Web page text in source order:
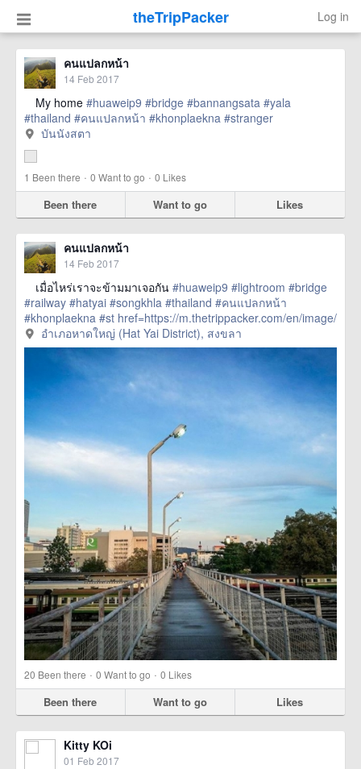
theTripPacker Log in
คนแปลกหน้า ⠀⠀⠀
14 Feb 2017
⠀ My home #huaweip9 #bridge #bannangsata #yala
#thailand #คนแปลกหน้า #khonplaekna #stranger
บันนังสตา
1 Been there · 0 Want to go · 0 Likes
Been there Want to go Likes
คนแปลกหน้า ⠀⠀⠀
14 Feb 2017
⠀ เมื่อไหร่เราจะข้ามมาเจอกัน #huaweip9 #lightroom #bridge
#railway #hatyai #songkhla #thailand #คนแปลกหน้า
#khonplaekna #st href=https://m.thetrippacker.com/en/image/
อำเภอหาดใหญ่HatYaiDistrict/203138> more
อำเภอหาดใหญ่ (Hat Yai District), สงขลา
20 Been there · 0 Want to go · 0 Likes
Been there Want to go Likes
Kitty KOi
01 Feb 2017